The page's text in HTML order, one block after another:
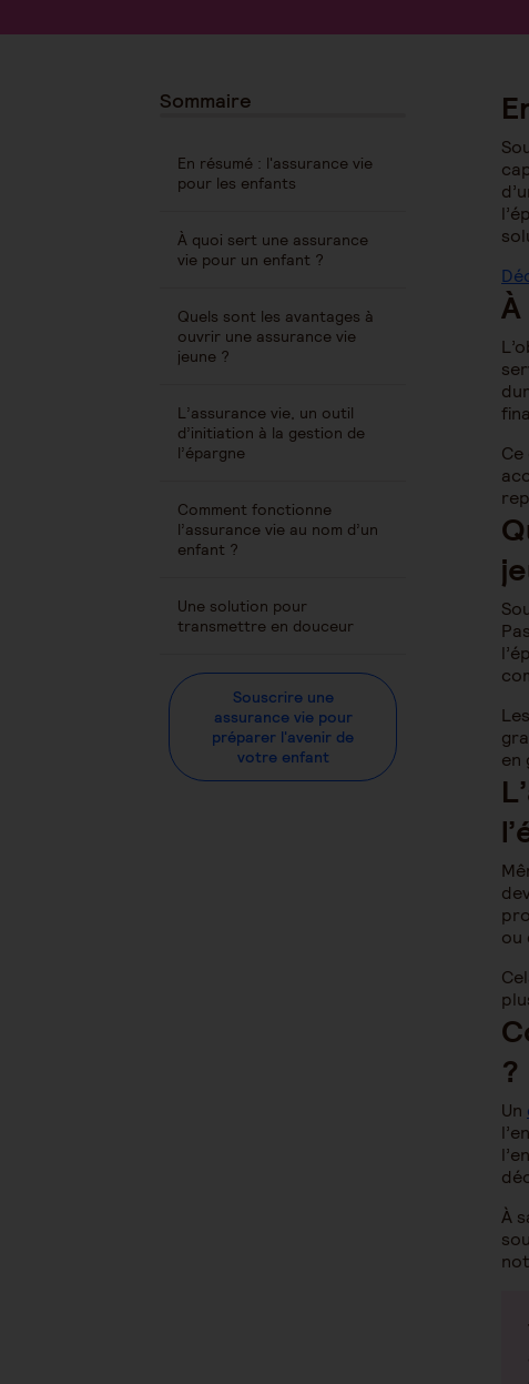
Sommaire
En résumé : l'assurance vie
pour les enfants
À quoi sert une assurance
vie pour un enfant ?
Quels sont les avantages à
ouvrir une assurance vie
jeune ?
L’assurance vie, un outil
d’initiation à la gestion de
l’épargne
Comment fonctionne
l’assurance vie au nom d’un
enfant ?
Une solution pour
transmettre en douceur
Souscrire une
assurance vie pour
préparer l'avenir de
votre enfant
en
ou
?
Un
À